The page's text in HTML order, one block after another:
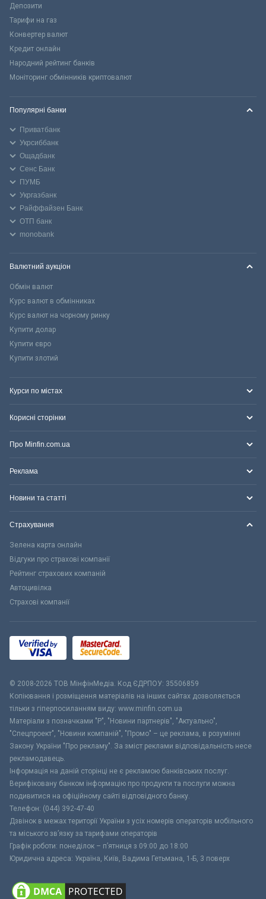
Депозити
Тарифи на газ
Конвертер валют
Кредит онлайн
Народний рейтинг банків
Моніторинг обмінників криптовалют
Популярні банки
Приватбанк
Укрсиббанк
Ощадбанк
Сенс Банк
ПУМБ
Укргазбанк
Райффайзен Банк
ОТП банк
monobank
Валютний аукціон
Обмін валют
Курс валют в обмінниках
Курс валют на чорному ринку
Купити долар
Купити євро
Купити злотий
Курси по містах
Корисні сторінки
Про Minfin.com.ua
Реклама
Новини та статті
Страхування
Зелена карта онлайн
Відгуки про страхові компанії
Рейтинг страхових компаній
Автоцивілка
Страхові компанії
© 2008-2026 ТОВ МiнфiнМедiа. Код ЄДРПОУ: 35506859
Копіювання і розміщення матеріалів на інших сайтах дозволяється
тільки з гіперпосиланням виду: www.minfin.com.ua
Матеріали з позначками "Р", "Новини партнерів", "Актуально",
"Спецпроект", "Новини компаній", "Промо" – це реклама, в розумінні
Закону України "Про рекламу". За зміст реклами відповідальність несе
рекламодавець.
Інформація на даній сторінці не є рекламою банківських послуг.
Верифіковану банком інформацію про продукти та послуги можна
подивитися на офіційному сайті відповідного банку.
Телефон: (044) 392-47-40
Дзвінок в межах території України з усіх номерів операторів мобільного
та міського зв’язку за тарифами операторів
Графік роботи: понеділок – п’ятниця з 09:00 до 18:00
Юридична адреса: Україна, Київ, Вадима Гетьмана, 1-Б, 3 поверх